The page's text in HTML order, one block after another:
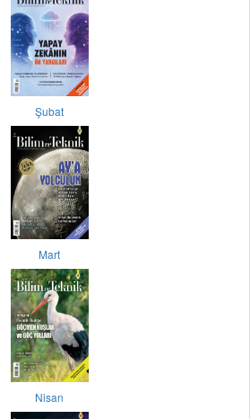
Şubat
Mart
Nisan